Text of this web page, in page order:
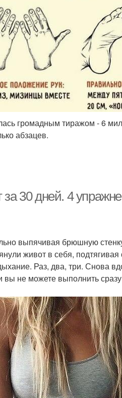
громадным тиражом - 6
абзацев.
30 дней. 4
выпячивая брюшную
живот в себя,
Раз, два, три. Снова
не можете выполнить